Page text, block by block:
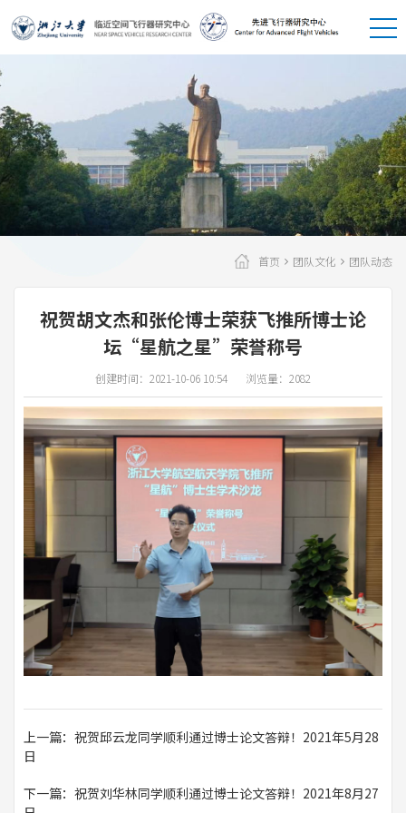
首页 团队文化 团队动态
祝贺胡文杰和张伦博士荣获飞推所博士论
坛“星航之星”荣誉称号
创建时间：2021-10-06 10:54 浏览量：2082
上一篇：祝贺邱云龙同学顺利通过博士论文答辩！2021年5月28
日
下一篇：祝贺刘华林同学顺利通过博士论文答辩！2021年8月27